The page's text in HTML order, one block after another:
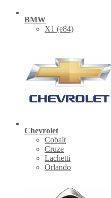
BMW
X1 (е84)
Chevrolet
Cobalt
Cruze
Lachetti
Orlando